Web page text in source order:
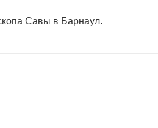
Савы в Барнаул.